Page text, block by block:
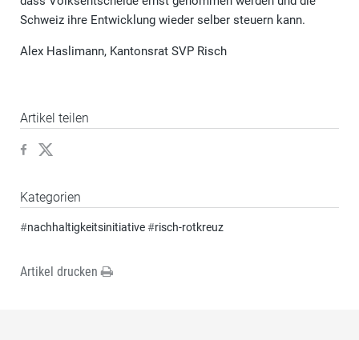
Schweiz ihre Entwicklung wieder selber steuern kann.
Alex Haslimann, Kantonsrat SVP Risch
Artikel teilen
Kategorien
#nachhaltigkeitsinitiative#risch-rotkreuz
Artikel drucken